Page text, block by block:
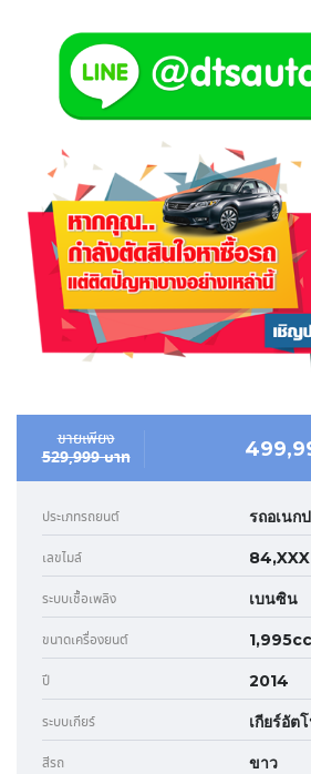
ขายเพียง
529,999 บาท
ประเภทรถยนต์ รถอเนก
เลขไมล์
ระบบเชื้อเพลิง เบนซิน
ขนาดเครื่องยนต์ 1,995cc
ปี 2014
ระบบเกียร์ เกียร์อัต
สีรถ ขาว